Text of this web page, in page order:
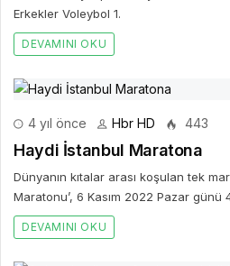
Erkekler Voleybol 1.
DEVAMINI OKU
4 yıl önce Hbr HD 443
Haydi İstanbul Maratona
Dünyanın kıtalar arası koşulan tek
Maratonu’, 6 Kasım 2022 Pazar günü
DEVAMINI OKU